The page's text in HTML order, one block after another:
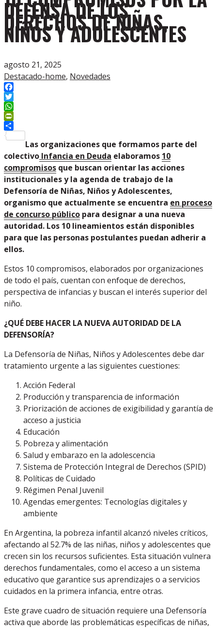
DEFENSA DE LOS
DERECHOS DE NIÑAS,
NIÑOS Y ADOLESCENTES
agosto 21, 2025
Destacado-home, Novedades
Facebook
Twitter
WhatsApp
PrintFriendly
Las organizaciones que formamos parte del
colectivo Infancia en Deuda elaboramos 10
compromisos que buscan orientar las acciones
institucionales y la agenda de trabajo de la
Defensoría de Niñas, Niños y Adolescentes,
organismo que actualmente se encuentra en proceso
de concurso público para designar a una nueva
autoridad. Los 10 lineamientos están disponibles
para que las personas postulantes puedan adherir a
ellos.
Estos 10 compromisos, elaborados por organizaciones
de todo el país, cuentan con enfoque de derechos,
perspectiva de infancias y buscan el interés superior del
niño.
¿QUÉ DEBE HACER LA NUEVA AUTORIDAD DE LA
DEFENSORÍA?
La Defensoría de Niñas, Niños y Adolescentes debe dar
tratamiento urgente a las siguientes cuestiones:
Acción Federal
Producción y transparencia de información
Priorización de acciones de exigibilidad y garantía de
acceso a justicia
Educación
Pobreza y alimentación
Salud y embarazo en la adolescencia
Sistema de Protección Integral de Derechos (SPID)
Políticas de Cuidado
Régimen Penal Juvenil
Agendas emergentes: Tecnologías digitales y
ambiente
En Argentina, la pobreza infantil alcanzó niveles críticos,
afectando al 52.7% de las niñas, niños y adolescentes que
crecen sin los recursos suficientes. Esta situación vulnera
derechos fundamentales, como el acceso a un sistema
educativo que garantice sus aprendizajes o a servicios
cuidados en la primera infancia, entre otras.
Este grave cuadro de situación requiere una Defensoría
activa que aborde las problemáticas específicas de niñas,